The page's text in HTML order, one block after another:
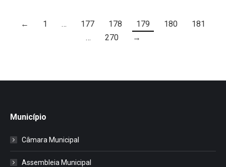
← 1 … 177 178 179 180
181
…
270 →
Município
Câmara Municipal
Assembleia Municipal